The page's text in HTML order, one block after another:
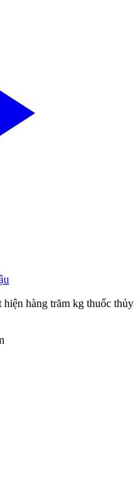
hàng trăm kg thuốc thủy